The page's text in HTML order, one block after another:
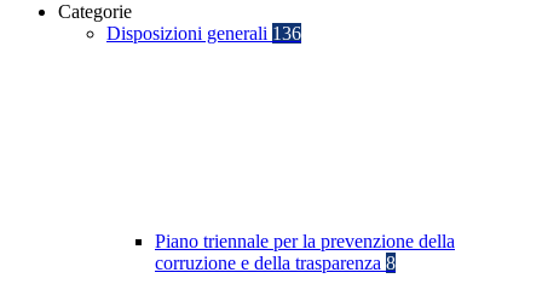
Categorie
Disposizioni generali 136
Piano triennale per la prevenzione della
corruzione e della trasparenza 8